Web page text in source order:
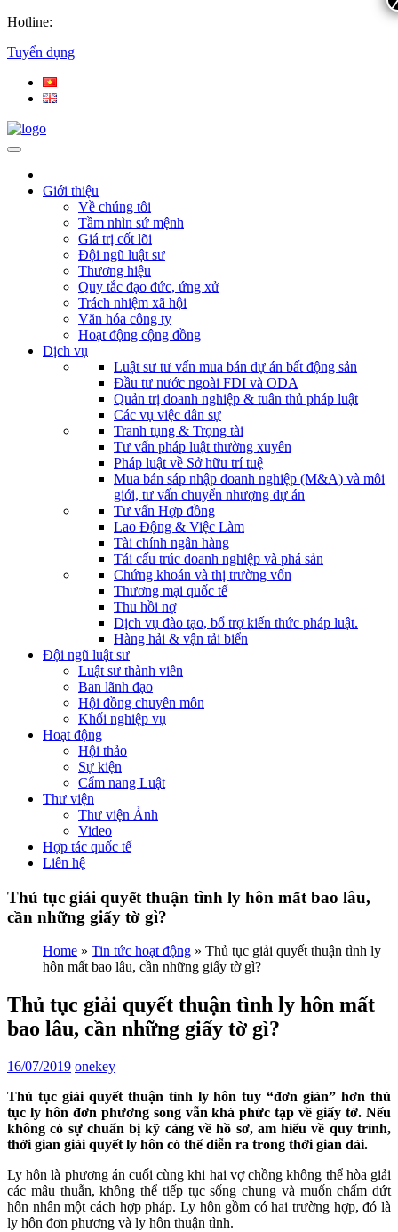
Hotline:
Tuyển dụng
Giới thiệu
Về chúng tôi
Tầm nhìn sứ mệnh
Giá trị cốt lõi
Đội ngũ luật sư
Thương hiệu
Quy tắc đạo đức, ứng xử
Trách nhiệm xã hội
Văn hóa công ty
Hoạt động cộng đồng
Dịch vụ
Luật sư tư vấn mua bán dự án bất động sản
Đầu tư nước ngoài FDI và ODA
Quản trị doanh nghiệp & tuân thủ pháp luật
Các vụ việc dân sự
Tranh tụng & Trọng tài
Tư vấn pháp luật thường xuyên
Pháp luật về Sở hữu trí tuệ
Mua bán sáp nhập doanh nghiệp (M&A) và môi
giới, tư vấn chuyển nhượng dự án
Tư vấn Hợp đồng
Lao Động & Việc Làm
Tài chính ngân hàng
Tái cấu trúc doanh nghiệp và phá sản
Chứng khoán và thị trường vốn
Thương mại quốc tế
Thu hồi nợ
Dịch vụ đào tạo, bổ trợ kiến thức pháp luật.
Hàng hải & vận tải biển
Đội ngũ luật sư
Luật sư thành viên
Ban lãnh đạo
Hội đồng chuyên môn
Khối nghiệp vụ
Hoạt động
Hội thảo
Sự kiện
Cẩm nang Luật
Thư viện
Thư viện Ảnh
Video
Hợp tác quốc tế
Liên hệ
Thủ tục giải quyết thuận tình ly hôn mất bao lâu,
cần những giấy tờ gì?
Home » Tin tức hoạt động » Thủ tục giải quyết thuận tình ly
hôn mất bao lâu, cần những giấy tờ gì?
Thủ tục giải quyết thuận tình ly hôn mất
bao lâu, cần những giấy tờ gì?
16/07/2019 onekey
Thủ tục giải quyết thuận tình ly hôn tuy “đơn giản” hơn thủ
tục ly hôn đơn phương song vẫn khá phức tạp về giấy tờ. Nếu
không có sự chuẩn bị kỹ càng về hồ sơ, am hiểu về quy trình,
thời gian giải quyết ly hôn có thể diễn ra trong thời gian dài.
Ly hôn là phương án cuối cùng khi hai vợ chồng không thể hòa giải
các mâu thuẫn, không thể tiếp tục sống chung và muốn chấm dứt
hôn nhân một cách hợp pháp. Ly hôn gồm có hai trường hợp, đó là
ly hôn đơn phương và ly hôn thuận tình.